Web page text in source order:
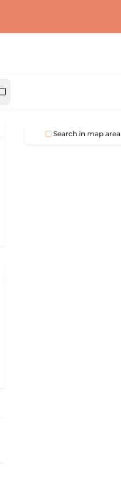
Search in map area